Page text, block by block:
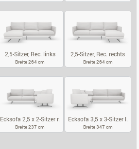
2,5-Sitzer, Rec. links
Breite 264 cm
2,5-Sitzer, Rec. rechts
Breite 264 cm
Ecksofa 2,5 x 2-Sitzer r.
Breite 237 cm
Ecksofa 3,5 x 3-Sitzer l.
Breite 347 cm